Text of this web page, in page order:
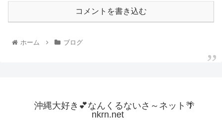
コメントを書き込む
ホーム ブログ
沖縄大好き💕なんくるないさ～ネット🌴
nkrn.net